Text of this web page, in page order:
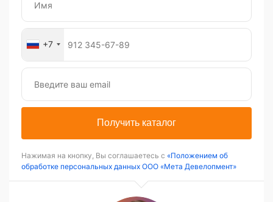
+7
Получить каталог
Нажимая на кнопку, Вы соглашаетесь с «Положением об
обработке персональных данных ООО «Мета Девелопмент»